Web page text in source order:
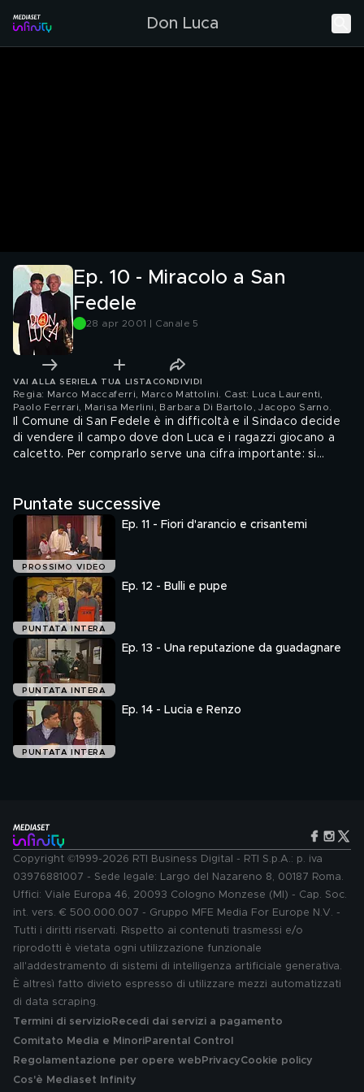
Don Luca
Ep. 10 - Miracolo a San
Fedele
28 apr 2001 | Canale 5
VAI ALLA SERIE LA TUA LISTA CONDIVIDI
Regia: Marco Maccaferri, Marco Mattolini. Cast: Luca Laurenti,
Paolo Ferrari, Marisa Merlini, Barbara Di Bartolo, Jacopo Sarno
Il Comune di San Fedele è in difficoltà e il Sindaco decide
di vendere il campo dove don Luca e i ragazzi giocano a
calcetto. Per comprarlo serve una cifra importante: si
Puntate successive
PROSSIMO VIDEO
Ep. 11 - Fiori d'arancio e crisantemi
PUNTATA INTERA
Ep. 12 - Bulli e pupe
PUNTATA INTERA
Ep. 13 - Una reputazione da guadagnare
PUNTATA INTERA
Ep. 14 - Lucia e Renzo
Copyright ©1999-2026 RTI Business Digital - RTI S.p.A.: p. iva
03976881007 - Sede legale: Largo del Nazareno 8, 00187 Roma.
Uffici: Viale Europa 46, 20093 Cologno Monzese (MI) - Cap. Soc.
int. vers. € 500.000.007 - Gruppo MFE Media For Europe N.V. -
Tutti i diritti riservati. Rispetto ai contenuti trasmessi e/o
riprodotti è vietata ogni utilizzazione funzionale
all'addestramento di sistemi di intelligenza artificiale generativa.
È altresì fatto divieto espresso di utilizzare mezzi automatizzati
di data scraping.
Termini di servizio Recedi dai servizi a pagamento
Comitato Media e MinoriParental Control
Regolamentazione per opere web PrivacyCookie policy
Cos'è Mediaset Infinity